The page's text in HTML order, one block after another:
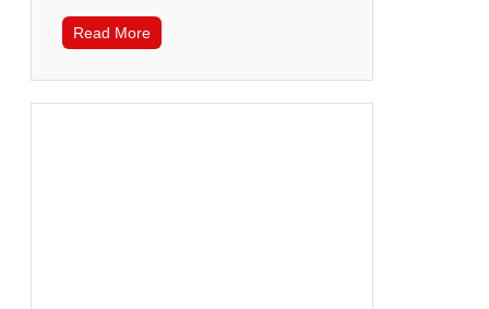
Read More